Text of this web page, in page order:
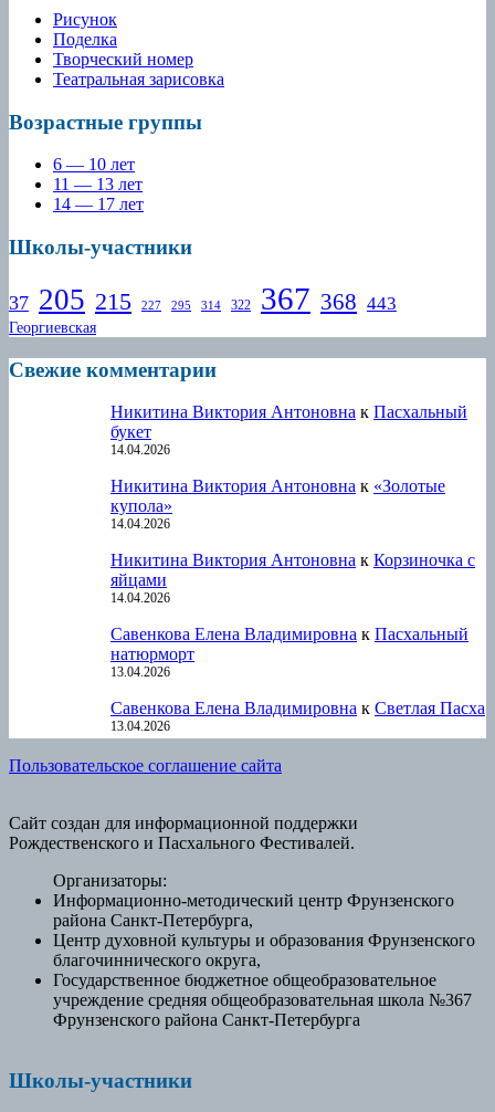
Рисунок
Поделка
Творческий номер
Театральная зарисовка
Возрастные группы
6 — 10 лет
11 — 13 лет
14 — 17 лет
Школы-участники
37 205 215 227 295 314 322 367 368 443
Георгиевская
Свежие комментарии
Никитина Виктория Антоновна к Пасхальный
букет
14.04.2026
Никитина Виктория Антоновна к «Золотые
купола»
14.04.2026
Никитина Виктория Антоновна к Корзиночка с
яйцами
14.04.2026
Савенкова Елена Владимировна к Пасхальный
натюрморт
13.04.2026
Савенкова Елена Владимировна к Светлая Пасха
13.04.2026
Пользовательское соглашение сайта
Сайт создан для информационной поддержки
Рождественского и Пасхального Фестивалей.
Организаторы:
Информационно-методический центр Фрунзенского
района Санкт-Петербурга,
Центр духовной культуры и образования Фрунзенского
благочиннического округа,
Государственное бюджетное общеобразовательное
учреждение средняя общеобразовательная школа №367
Фрунзенского района Санкт-Петербурга
Школы-участники